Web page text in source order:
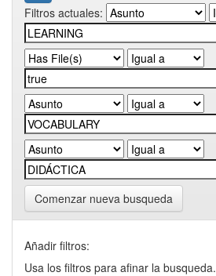
Filtros actuales:
Comenzar nueva busqueda
Añadir filtros:
Usa los filtros para afinar la busqueda.